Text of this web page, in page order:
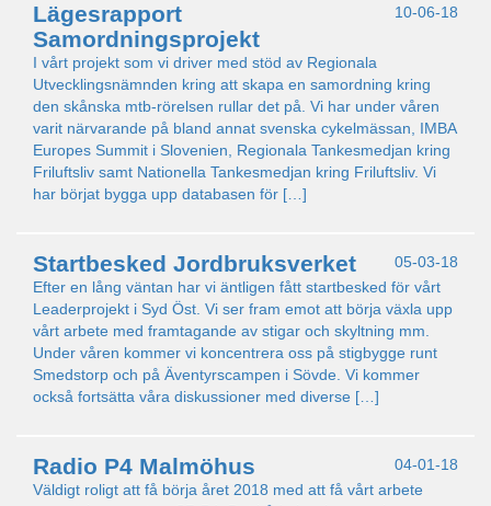
10-06-18
Lägesrapport
Samordningsprojekt
I vårt projekt som vi driver med stöd av Regionala
Utvecklingsnämnden kring att skapa en samordning kring
den skånska mtb-rörelsen rullar det på. Vi har under våren
varit närvarande på bland annat svenska cykelmässan, IMBA
Europes Summit i Slovenien, Regionala Tankesmedjan kring
Friluftsliv samt Nationella Tankesmedjan kring Friluftsliv. Vi
har börjat bygga upp databasen för […]
05-03-18
Startbesked Jordbruksverket
Efter en lång väntan har vi äntligen fått startbesked för vårt
Leaderprojekt i Syd Öst. Vi ser fram emot att börja växla upp
vårt arbete med framtagande av stigar och skyltning mm.
Under våren kommer vi koncentrera oss på stigbygge runt
Smedstorp och på Äventyrscampen i Sövde. Vi kommer
också fortsätta våra diskussioner med diverse […]
04-01-18
Radio P4 Malmöhus
Väldigt roligt att få börja året 2018 med att få vårt arbete